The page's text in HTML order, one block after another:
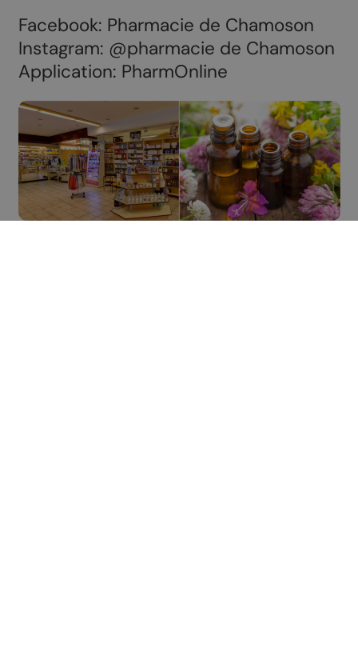
Facebook: Pharmacie de Chamoson
Instagram: @pharmacie de Chamoson
Application: PharmOnline